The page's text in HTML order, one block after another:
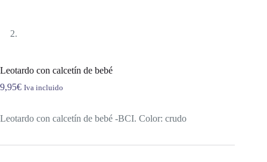
Leotardo con calcetín de bebé
9,95€ Iva incluido
Leotardo con calcetín de bebé -BCI. Color: crudo